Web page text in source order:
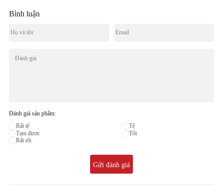
Bình luận
Đánh giá sản phẩm:
Rất tệ
Tệ
Tạm được
Tốt
Rất tốt
Gửi đánh giá